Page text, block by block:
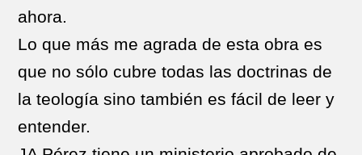
ahora.
Lo que más me agrada de esta obra es
que no sólo cubre todas las doctrinas de
la teología sino también es fácil de leer y
entender.